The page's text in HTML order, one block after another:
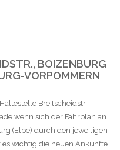
BOIZENBURG
VORPOMMERN
Breitscheidstr.,
wenn sich der Fahrplan an
(Elbe) durch den jeweiligen
wichtig die neuen Ankünfte